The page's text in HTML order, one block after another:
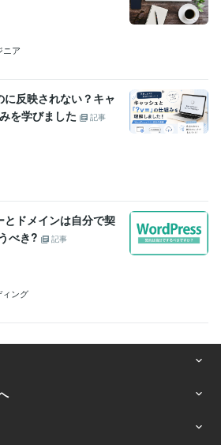
ニア
反映されない？キャ
を学びました
記事
とドメインは自分で契
べき?
記事
ィング